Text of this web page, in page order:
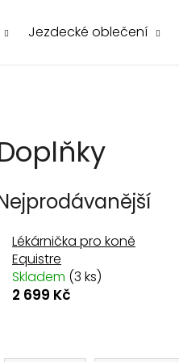
Jezdecké oblečení
Lékárnička pro koně
Equistre
Skladem (3 ks)
2 699 Kč
Doporučujeme